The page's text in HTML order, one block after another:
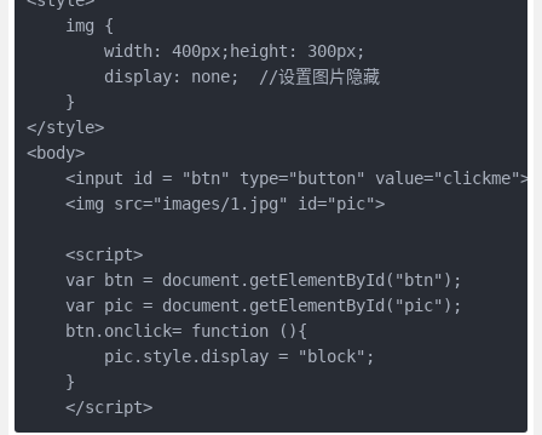
    img {
        width: 400px;height: 300px;
        display: none;  //设置图片隐藏
    }
</style>
<body>
    <input id = "btn" type="button" value="clickme">
    <img src="images/1.jpg" id="pic">
    <script>
    var btn = document.getElementById("btn");
    var pic = document.getElementById("pic");
    btn.onclick= function (){
        pic.style.display = "block";
    }
    </script>